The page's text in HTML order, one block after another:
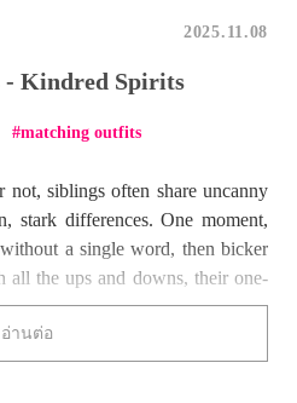
2025.11.08
- Kindred Spirits
matching outfits
not, siblings often share uncanny
stark differences. One moment,
a single word, then bicker
all the ups and downs, their one-
broken.
of illustrations featuring
อ่านต่อ